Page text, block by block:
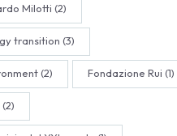
Milotti (2)
transition (3)
(2) Fondazione Rui (1)
(2)